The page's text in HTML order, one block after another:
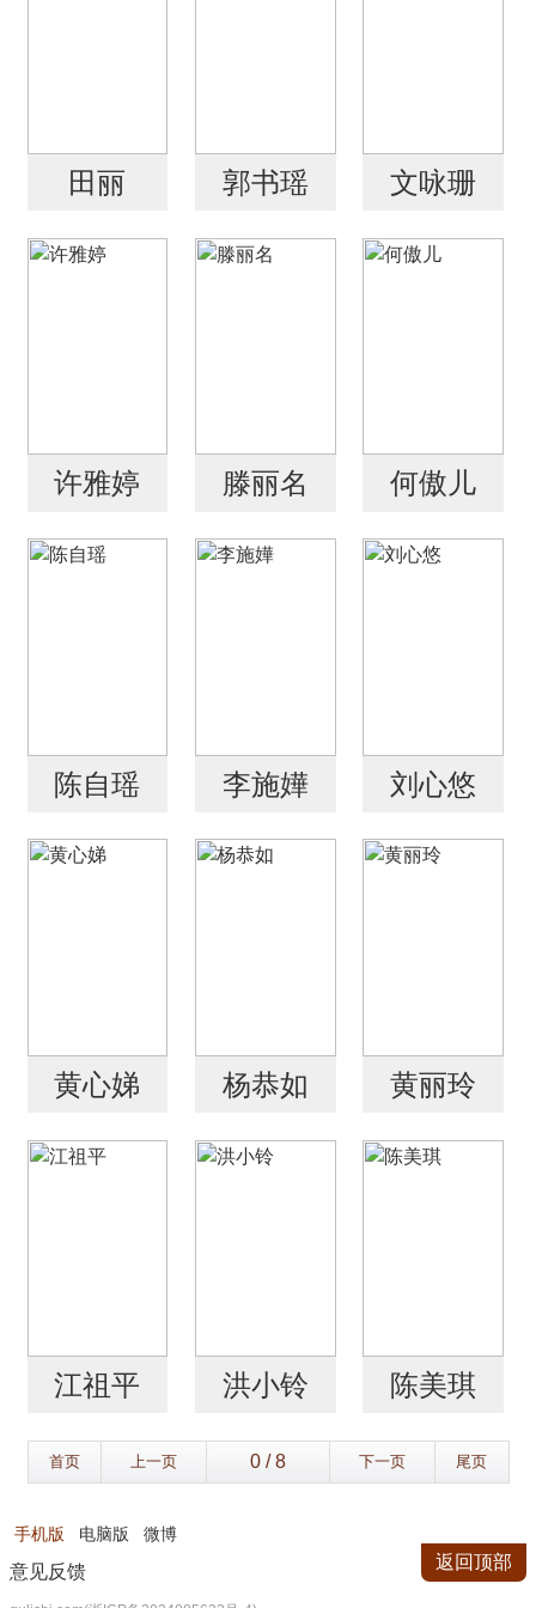
田丽 郭书瑶 文咏珊
许雅婷 滕丽名 何傲儿
陈自瑶 李施嬅 刘心悠
黄心娣 杨恭如 黄丽玲
江祖平 洪小铃 陈美琪
首页 上一页 下一页 尾页
手机版 电脑版 微博
意见反馈 返回顶部